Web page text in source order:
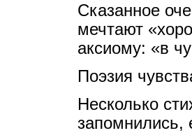
Сказанное
мечтают
аксиому: «в
Поэзия
Несколько
запомнились,